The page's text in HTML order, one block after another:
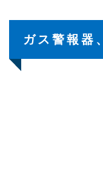
ガス警報器